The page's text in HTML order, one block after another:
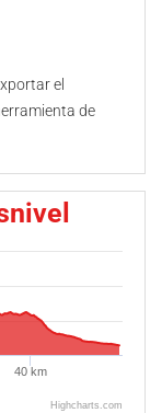
el
de
40 km
Highcharts.com